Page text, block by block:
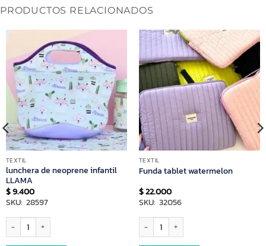
PRODUCTOS RELACIONADOS
TEXTIL
lunchera de neoprene infantil
LLAMA
$9.400
SKU: 28597
lunchera de neoprene infantil LLAMA cantidad
TEXTIL
Funda tablet watermelon
$22.000
SKU: 32056
Funda tablet watermelon cantidad